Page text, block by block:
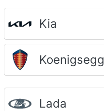
Kia
Koenigsegg
Lada